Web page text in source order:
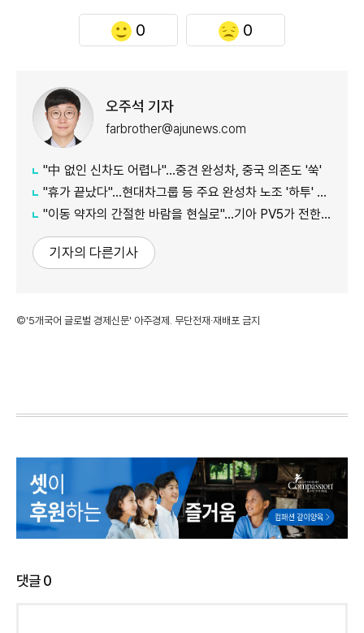
0 0
오주석 기자
farbrother@ajunews.com
"中 없인 신차도 어렵나"…중견 완성차, 중국 의존도 '쑥'
"휴가 끝났다"…현대차그룹 등 주요 완성차 노조 '하투' 재개
"이동 약자의 간절한 바람을 현실로"…기아 PV5가 전한 울림, 1000만뷰 돌파
기자의 다른기사
©'5개국어 글로벌 경제신문' 아주경제. 무단전재·재배포 금지
댓글0